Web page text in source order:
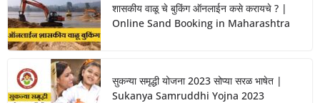
शासकीय वाळू चे बुकिंग ऑनलाईन कसे करायचे ? |
Online Sand Booking in Maharashtra
सुकन्या समृद्धी योजना 2023 सोप्या सरळ भाषेत |
Sukanya Samruddhi Yojna 2023